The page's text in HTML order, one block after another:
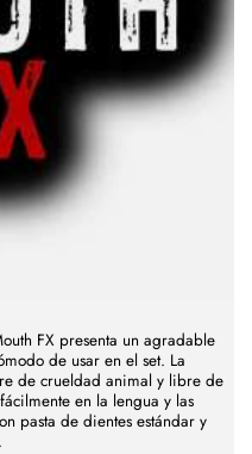
FX presenta un agradable
de usar en el set. La
de crueldad animal y libre de
en la lengua y las
pasta de dientes estándar y